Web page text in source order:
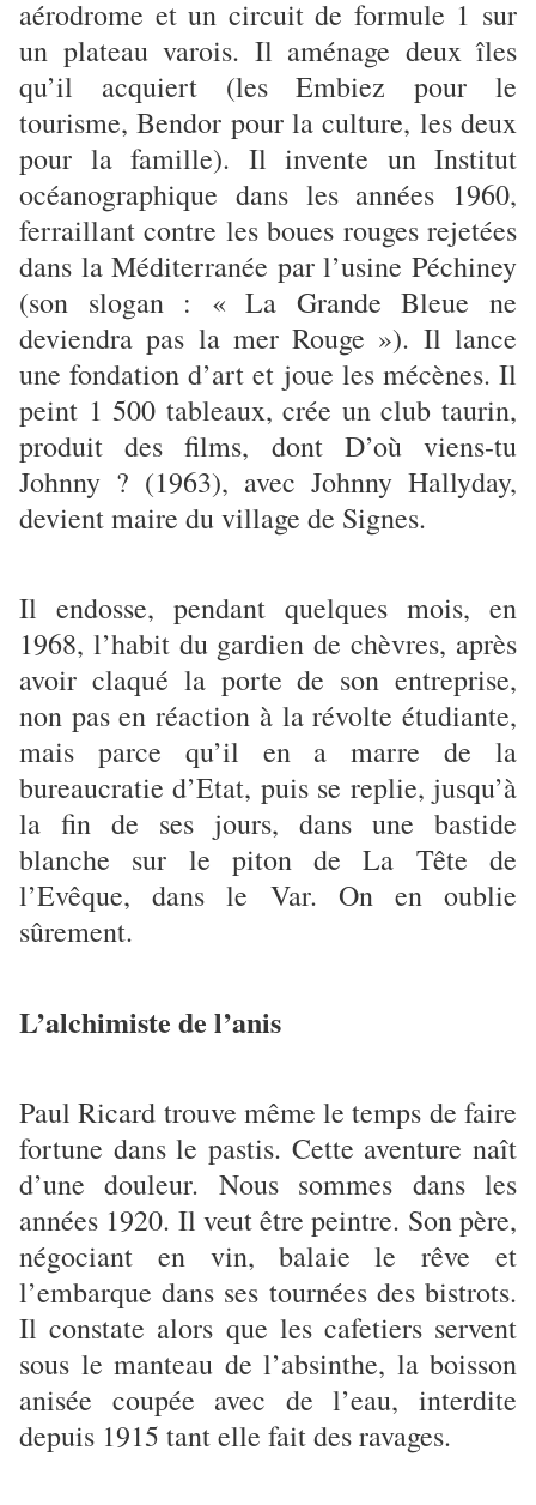
aérodrome et un circuit de formule 1 sur
un plateau varois. Il aménage deux îles
qu’il acquiert (les Embiez pour le
tourisme, Bendor pour la culture, les deux
pour la famille). Il invente un Institut
océanographique dans les années 1960,
ferraillant contre les boues rouges rejetées
dans la Méditerranée par l’usine Péchiney
(son slogan : « La Grande Bleue ne
deviendra pas la mer Rouge »). Il lance
une fondation d’art et joue les mécènes. Il
peint 1 500 tableaux, crée un club taurin,
produit des films, dont D’où viens-tu
Johnny ? (1963), avec Johnny Hallyday,
devient maire du village de Signes.
Il endosse, pendant quelques mois, en
1968, l’habit du gardien de chèvres, après
avoir claqué la porte de son entreprise,
non pas en réaction à la révolte étudiante,
mais parce qu’il en a marre de la
bureaucratie d’Etat, puis se replie, jusqu’à
la fin de ses jours, dans une bastide
blanche sur le piton de La Tête de
l’Evêque, dans le Var. On en oublie
sûrement.
L’alchimiste de l’anis
Paul Ricard trouve même le temps de faire
­fortune dans le pastis. Cette aventure naît
d’une douleur. Nous sommes dans les
années 1920. Il veut être peintre. Son père,
négociant en vin, balaie le rêve et
l’embarque dans ses tournées des bistrots.
Il constate alors que les cafetiers servent
sous le manteau de l’absinthe, la boisson
anisée coupée avec de l’eau, interdite
depuis 1915 tant elle fait des ravages.